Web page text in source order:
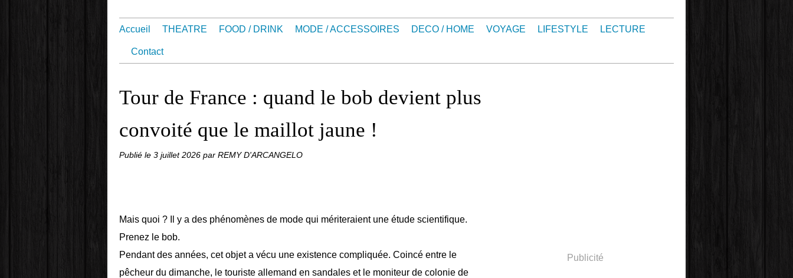
Accueil THEATRE FOOD / DRINK MODE / ACCESSOIRES DECO / HOME VOYAGE LIFESTYLE LECTURE
Contact
Tour de France : quand le bob devient plus
convoité que le maillot jaune !
Publié le 3 juillet 2026 par REMY D'ARCANGELO
Mais quoi ? Il y a des phénomènes de mode qui mériteraient une étude scientifique.
Prenez le bob.
Pendant des années, cet objet a vécu une existence compliquée. Coincé entre le
pêcheur du dimanche, le touriste allemand en sandales et le moniteur de colonie de
Publicité